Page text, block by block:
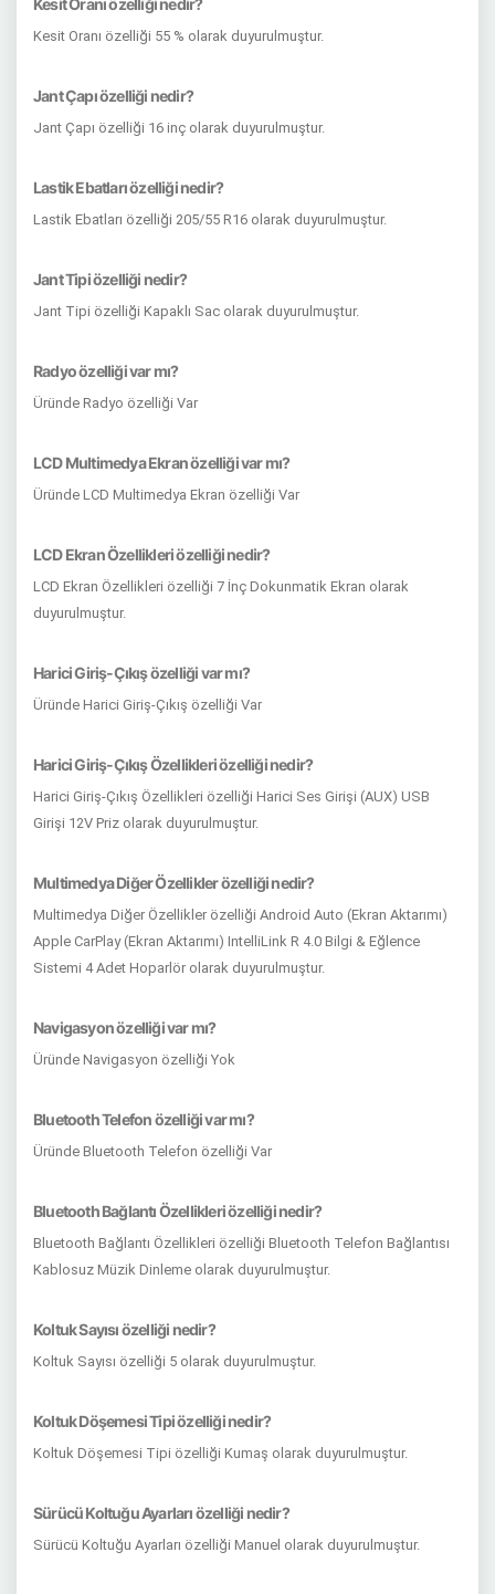
Kesit Oranı özelliği nedir?
Kesit Oranı özelliği 55 % olarak duyurulmuştur.
Jant Çapı özelliği nedir?
Jant Çapı özelliği 16 inç olarak duyurulmuştur.
Lastik Ebatları özelliği nedir?
Lastik Ebatları özelliği 205/55 R16 olarak duyurulmuştur.
Jant Tipi özelliği nedir?
Jant Tipi özelliği Kapaklı Sac olarak duyurulmuştur.
Radyo özelliği var mı?
Üründe Radyo özelliği Var
LCD Multimedya Ekran özelliği var mı?
Üründe LCD Multimedya Ekran özelliği Var
LCD Ekran Özellikleri özelliği nedir?
LCD Ekran Özellikleri özelliği 7 İnç Dokunmatik Ekran olarak
duyurulmuştur.
Harici Giriş-Çıkış özelliği var mı?
Üründe Harici Giriş-Çıkış özelliği Var
Harici Giriş-Çıkış Özellikleri özelliği nedir?
Harici Giriş-Çıkış Özellikleri özelliği Harici Ses Girişi (AUX) USB
Girişi 12V Priz olarak duyurulmuştur.
Multimedya Diğer Özellikler özelliği nedir?
Multimedya Diğer Özellikler özelliği Android Auto (Ekran Aktarımı)
Apple CarPlay (Ekran Aktarımı) IntelliLink R 4.0 Bilgi & Eğlence
Sistemi 4 Adet Hoparlör olarak duyurulmuştur.
Navigasyon özelliği var mı?
Üründe Navigasyon özelliği Yok
Bluetooth Telefon özelliği var mı?
Üründe Bluetooth Telefon özelliği Var
Bluetooth Bağlantı Özellikleri özelliği nedir?
Bluetooth Bağlantı Özellikleri özelliği Bluetooth Telefon Bağlantısı
Kablosuz Müzik Dinleme olarak duyurulmuştur.
Koltuk Sayısı özelliği nedir?
Koltuk Sayısı özelliği 5 olarak duyurulmuştur.
Koltuk Döşemesi Tipi özelliği nedir?
Koltuk Döşemesi Tipi özelliği Kumaş olarak duyurulmuştur.
Sürücü Koltuğu Ayarları özelliği nedir?
Sürücü Koltuğu Ayarları özelliği Manuel olarak duyurulmuştur.